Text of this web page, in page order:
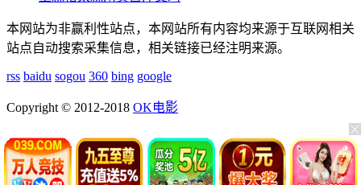
本网站为非赢利性站点，本网站所有内容均来源于互联网相关
站点自动搜索采集信息，相关链接已经注明来源。
rss baidu sogou 360 bing google
Copyright © 2012-2018 OK电影